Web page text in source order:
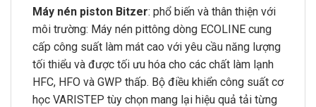
Máy nén piston Bitzer: phổ biến và thân thiện với
môi trường: Máy nén pittông dòng ECOLINE cung
cấp công suất làm mát cao với yêu cầu năng lượng
tối thiểu và được tối ưu hóa cho các chất làm lạnh
HFC, HFO và GWP thấp. Bộ điều khiển công suất cơ
học VARISTEP tùy chọn mang lại hiệu quả tải từng